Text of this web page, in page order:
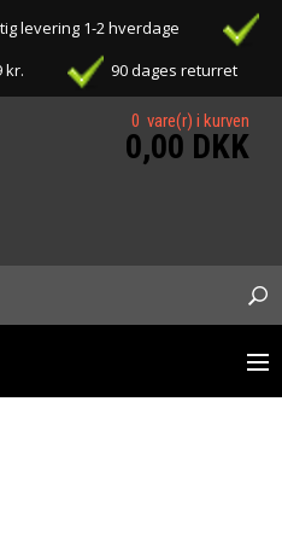
levering 1-2 hverdage
kr.
90 dages returret
0 vare(r) i kurven
0,00 DKK